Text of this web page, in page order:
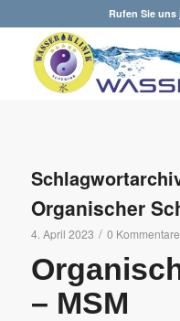
Rufen Sie uns
Organischer
4. April 2023 / 0 Kommentare
– MSM